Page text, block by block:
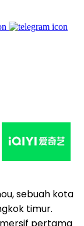
sebuah kota
timur.
pertama